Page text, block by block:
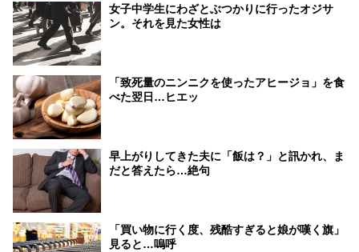
女子中学生にわざとぶつかりに行ったオジサ
ン。それを見た女性は
「致死量のニンニクを使ったアヒージョ」を食
べた翌日…ヒエッ
早上がりしてきた夫に「飯は？」と訊かれ、ま
だと答えたら…絶句
「買い物に行く度、残酷すぎると娘が嘆く旗」
見ると…嗚呼